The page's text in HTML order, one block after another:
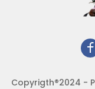
Copyrigth®2024 -